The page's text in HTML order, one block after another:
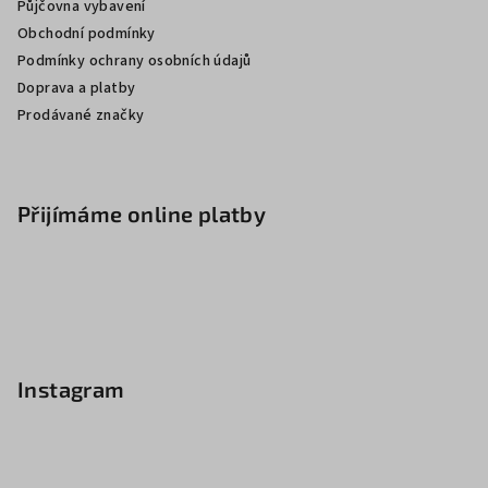
Půjčovna vybavení
Obchodní podmínky
Podmínky ochrany osobních údajů
Doprava a platby
Prodávané značky
Přijímáme online platby
Instagram